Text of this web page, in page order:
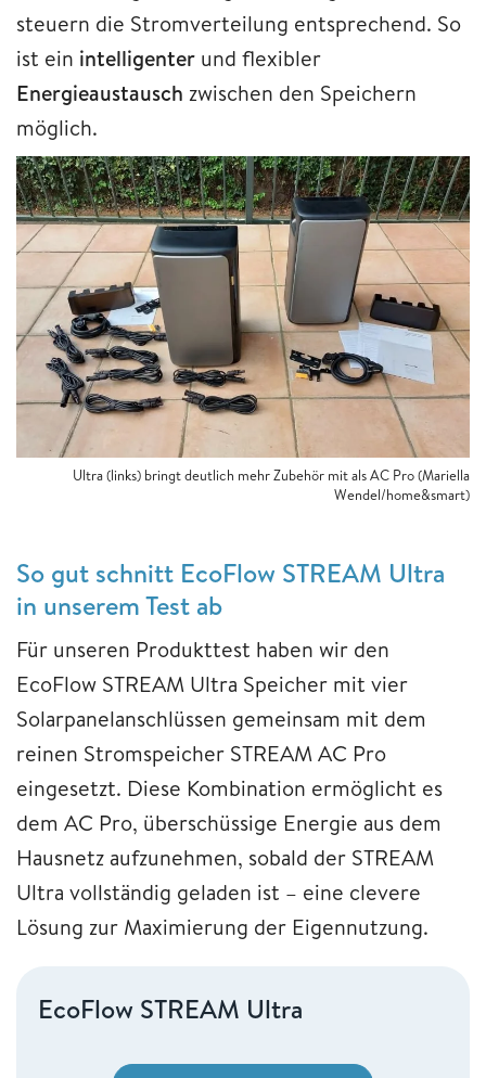
steuern die Stromverteilung entsprechend. So
ist ein intelligenter und flexibler
Energieaustausch zwischen den Speichern
möglich.
Ultra (links) bringt deutlich mehr Zubehör mit als AC Pro (Mariella
Wendel/home&smart)
So gut schnitt EcoFlow STREAM Ultra
in unserem Test ab
Für unseren Produkttest haben wir den
EcoFlow STREAM Ultra Speicher mit vier
Solarpanelanschlüssen gemeinsam mit dem
reinen Stromspeicher STREAM AC Pro
eingesetzt. Diese Kombination ermöglicht es
dem AC Pro, überschüssige Energie aus dem
Hausnetz aufzunehmen, sobald der STREAM
Ultra vollständig geladen ist – eine clevere
Lösung zur Maximierung der Eigennutzung.
EcoFlow STREAM Ultra